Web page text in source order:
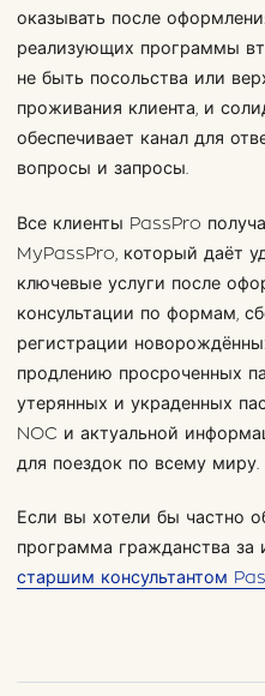
оказывать после
реализующих программы
не быть посольства или
проживания клиента, и
обеспечивает канал для
вопросы и запросы.
Все клиенты PassPro
MyPassPro, который даёт
ключевые услуги после
консультации по формам,
регистрации
продлению просроченных
утерянных и украденных
NOC и актуальной
для поездок по всему миру.
Если вы хотели бы частно
программа гражданства за
старшим консультантом